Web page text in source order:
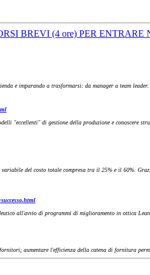
BREVI (4 ore) PER ENTRARE
e imparando a trasformarsi: da manager a team leader.
"eccellenti" di gestione della produzione e conoscere
del costo totale compresa tra il 25% e il 60%.
all'avvio di programmi di miglioramento in ottica
aumentare l'efficienza della catena di fornitura